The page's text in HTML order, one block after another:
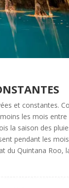
et constantes.
les mois
la saison des
pendant les mois
du Quintana Roo,